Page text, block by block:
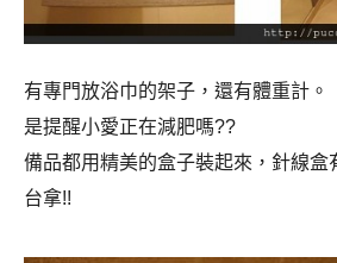
有專門放浴巾的架子，還有體重計。
是提醒小愛正在減肥嗎??
備品都用精美的盒子裝起來，針線盒
台拿!!